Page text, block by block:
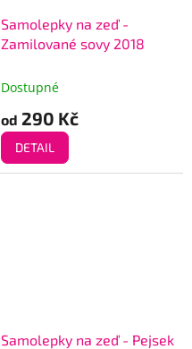
Samolepky na zeď -
Zamilované sovy 2018
Dostupné
od 290 Kč
DETAIL
Samolepky na zeď - Pejsek